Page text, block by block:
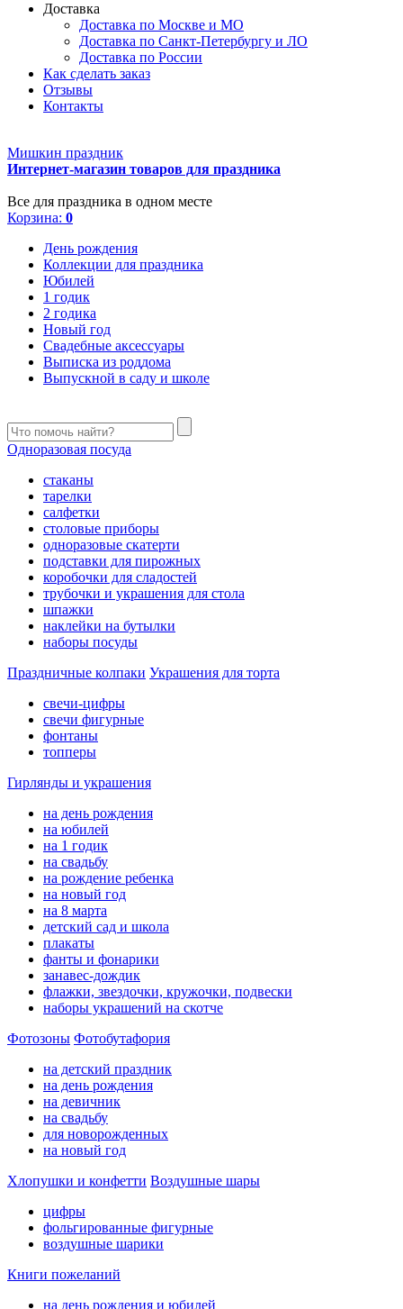
Доставка
Доставка по Москве и МО
Доставка по Санкт-Петербургу и ЛО
Доставка по России
Как сделать заказ
Отзывы
Контакты
Мишкин праздник
Интернет-магазин товаров для праздника
Все для праздника в одном месте
Корзина: 0
День рождения
Коллекции для праздника
Юбилей
1 годик
2 годика
Новый год
Свадебные аксессуары
Выписка из роддома
Выпускной в саду и школе
Одноразовая посуда
стаканы
тарелки
салфетки
столовые приборы
одноразовые скатерти
подставки для пирожных
коробочки для сладостей
трубочки и украшения для стола
шпажки
наклейки на бутылки
наборы посуды
Праздничные колпаки Украшения для торта
свечи-цифры
свечи фигурные
фонтаны
топперы
Гирлянды и украшения
на день рождения
на юбилей
на 1 годик
на свадьбу
на рождение ребенка
на новый год
на 8 марта
детский сад и школа
плакаты
фанты и фонарики
занавес-дождик
флажки, звездочки, кружочки, подвески
наборы украшений на скотче
Фотозоны Фотобутафория
на детский праздник
на день рождения
на девичник
на свадьбу
для новорожденных
на новый год
Хлопушки и конфетти Воздушные шары
цифры
фольгированные фигурные
воздушные шарики
Книги пожеланий
на день рождения и юбилей